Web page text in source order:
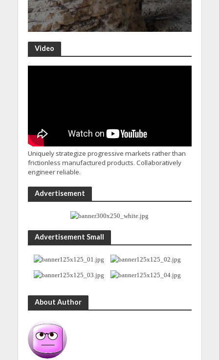
Video
Uniquely strategize progressive markets rather than
frictionless manufactured products. Collaboratively
engineer reliable.
Advertisement
Advertisement Small
About Author